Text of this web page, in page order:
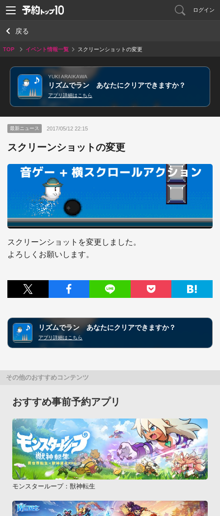
ログイン
戻る
TOP イベント情報一覧 スクリーンショットの変更
YUKI ARAIKAWA
リズムでラン あなたにクリアできますか？
アプリ詳細はこちら
最新ニュース 2017/05/12 22:15
スクリーンショットの変更
スクリーンショットを変更しました。
よろしくお願いします。
リズムでラン あなたにクリアできますか？
アプリ詳細はこちら
その他のおすすめコンテンツ
おすすめ事前予約アプリ
モンスターループ：獣神転生